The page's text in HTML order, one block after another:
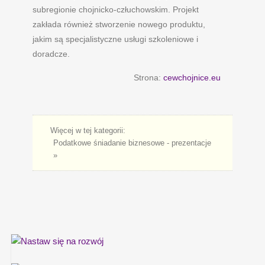
subregionie chojnicko-człuchowskim. Projekt
zakłada również stworzenie nowego produktu,
jakim są specjalistyczne usługi szkoleniowe i
doradcze.
Strona: cewchojnice.eu
Więcej w tej kategorii:
Podatkowe śniadanie biznesowe - prezentacje
»